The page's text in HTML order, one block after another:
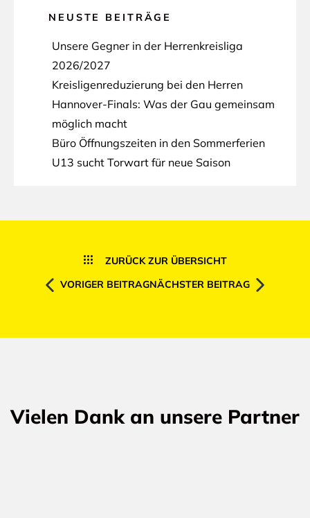
NEUSTE BEITRÄGE
Unsere Gegner in der Herrenkreisliga
2026/2027
Kreisligenreduzierung bei den Herren
Hannover-Finals: Was der Gau gemeinsam
möglich macht
Büro Öffnungszeiten in den Sommerferien
U13 sucht Torwart für neue Saison
ZURÜCK ZUR ÜBERSICHT
VORIGER BEITRAGNÄCHSTER BEITRAG
Vielen Dank an unsere Partner